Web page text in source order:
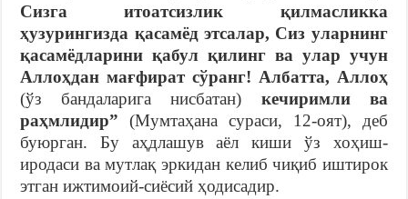
Сизга итоатсизлик қилмасликка
ҳузурингизда қасамёд этсалар, Сиз уларнинг
қасамёдларини қабул қилинг ва улар учун
Аллоҳдан мағфират сўранг! Албатта, Аллоҳ
(ўз бандаларига нисбатан) кечиримли ва
раҳмлидир” (Мумтаҳана сураси, 12-оят), деб
буюрган. Бу аҳдлашув аёл киши ўз хоҳиш-
иродаси ва мутлақ эркидан келиб чиқиб иштирок
этган ижтимоий-сиёсий ҳодисадир.